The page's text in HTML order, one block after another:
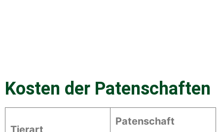
Kosten der Patenschaften
Tierart
Patenschaft